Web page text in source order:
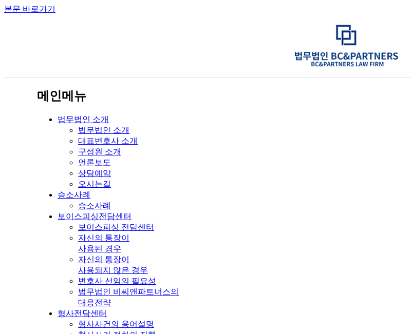
본문 바로가기
메인메뉴
법무법인 소개
법무법인 소개
대표변호사 소개
구성원 소개
언론보도
상담예약
오시는길
승소사례
승소사례
보이스피싱전담센터
보이스피싱 전담센터
자신의 통장이
사용된 경우
자신의 통장이
사용되지 않은 경우
변호사 선임의 필요성
법무법인 비씨앤파트너스의
대응전략
형사전담센터
형사사건의 용어설명